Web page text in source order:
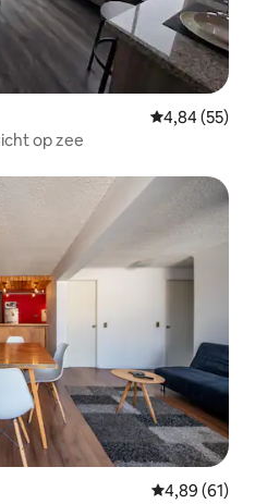
Gemiddelde
4,84 (55)
op zee
Gemiddelde
4,89 (61)